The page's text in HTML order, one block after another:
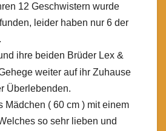
12 Geschwistern wurde
leider haben nur 6 der
ihre beiden Brüder Lex &
weiter auf ihr Zuhause
Überlebenden.
Mädchen ( 60 cm ) mit einem
so sehr lieben und